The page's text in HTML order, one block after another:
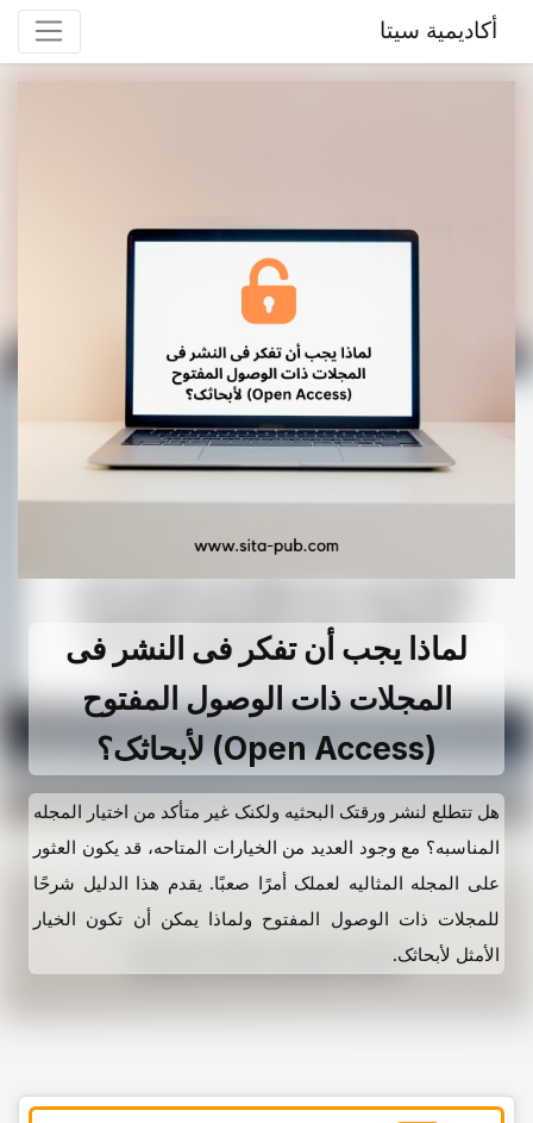
أكاديمية سيتا
لماذا یجب أن تفکر فی النشر فی
المجلات ذات الوصول المفتوح
(Open Access) لأبحاثک؟
هل تتطلع لنشر ورقتک البحثیه ولکنک غیر متأکد من اختیار المجله
المناسبه؟ مع وجود العدید من الخیارات المتاحه، قد یکون العثور
على المجله المثالیه لعملک أمرًا صعبًا. یقدم هذا الدلیل شرحًا
للمجلات ذات الوصول المفتوح ولماذا یمکن أن تکون الخیار
الأمثل لأبحاثک.